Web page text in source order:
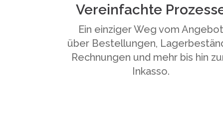
Vereinfachte
Ein einziger Weg vom Angebot
über Bestellungen,
Rechnungen und mehr bis hin
Inkasso.